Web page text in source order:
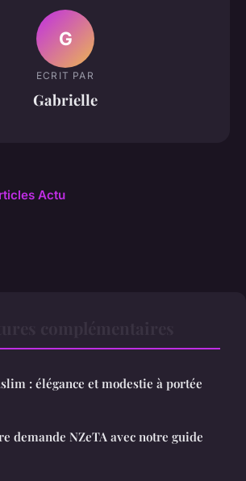
G
ECRIT PAR
Gabrielle
Actu
: élégance et modestie à portée
demande NZeTA avec notre guide